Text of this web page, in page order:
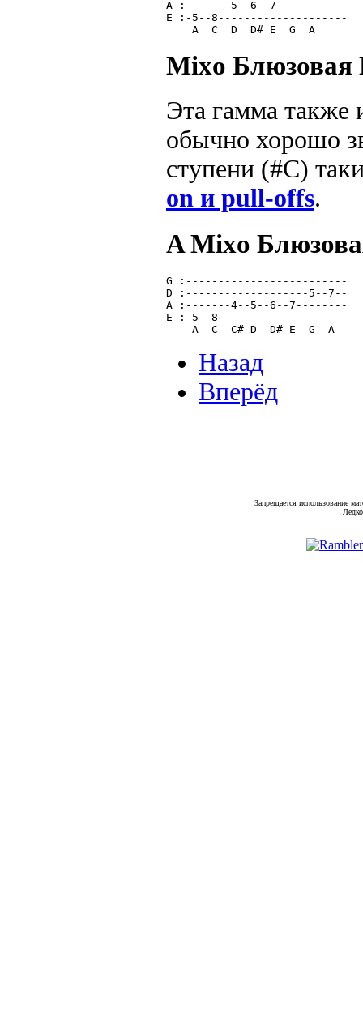
A :-------5--6--7-----------
E :-5--8--------------------
    A  C  D  D# E  G  A
Mixo Блюзовая
Эта гамма также
обычно хорошо
ступени (#C)
on и pull-offs.
A Mixo
G :-------------------------
D :-------------------5--7--
A :-------4--5--6--7--------
E :-5--8--------------------
    A  C  C# D  D# E  G  A
Назад
Вперёд
Запрещается использование